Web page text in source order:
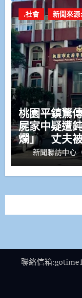
.社會 新聞來
桃園平鎮驚
屍家中疑遭
爛」 丈夫
新聞聯訪中心
聯絡信箱